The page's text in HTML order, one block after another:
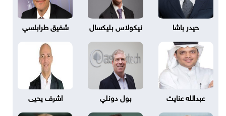
حيدر باشا نيكولاس بليكسال شفيق طرابلسي
عبدالله عنايت بول دونلي اشرف يحيى